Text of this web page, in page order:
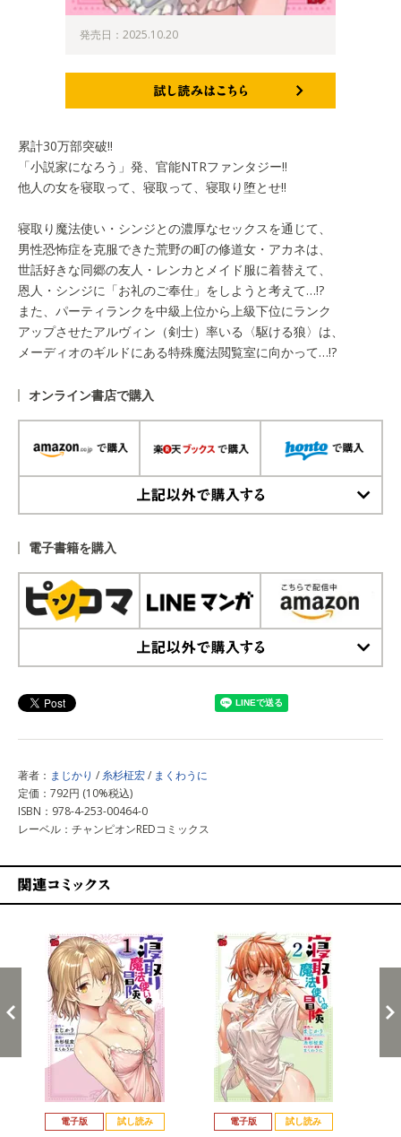
発売日：2025.10.20
累計30万部突破!!
「小説家になろう」発、官能NTRファンタジー!!
他人の女を寝取って、寝取って、寝取り堕とせ!!
寝取り魔法使い・シンジとの濃厚なセックスを通じて、
男性恐怖症を克服できた荒野の町の修道女・アカネは、
世話好きな同郷の友人・レンカとメイド服に着替えて、
恩人・シンジに「お礼のご奉仕」をしようと考えて…!?
また、パーティランクを中級上位から上級下位にランク
アップさせたアルヴィン（剣士）率いる〈駆ける狼〉は、
メーディオのギルドにある特殊魔法閲覧室に向かって…!?
オンライン書店で購入
電子書籍を購入
著者： まじかり /糸杉柾宏/ まくわうに
定価：792円 (10%税込)
ISBN：978-4-253-00464-0
レーベル：チャンピオンREDコミックス
電子版 試し読み 電子版 試し読み